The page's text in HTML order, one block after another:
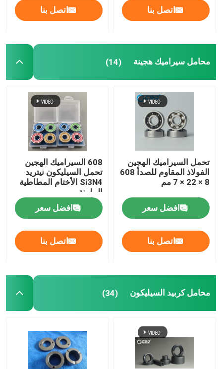
اتصل بنا اتصل بنا
محامل سيراميك هجينة (14)
تحمل السيراميك الهجين
الفولاذ المقاوم للصدأ 608
8 × 22 × 7 مم
افضل سعر
اتصل بنا
608 السيراميك الهجين
تحمل السيليكون نيتريد
Si3N4 الأختام المطاطية
الملونة
افضل سعر
اتصل بنا
محامل كربيد السيليكون (34)